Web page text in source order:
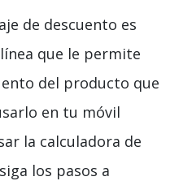
de descuento es
que le permite
del producto que
en tu móvil
la calculadora de
los pasos a